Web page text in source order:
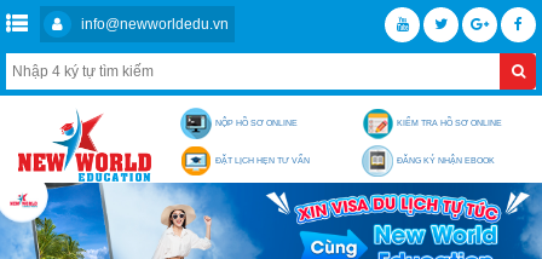
info@newworldedu.vn
NỘP HỒ SƠ ONLINE KIỂM TRA HỒ SƠ ONLINE
ĐẶT LỊCH HẸN TƯ VẤN ĐĂNG KÝ NHẬN EBOOK